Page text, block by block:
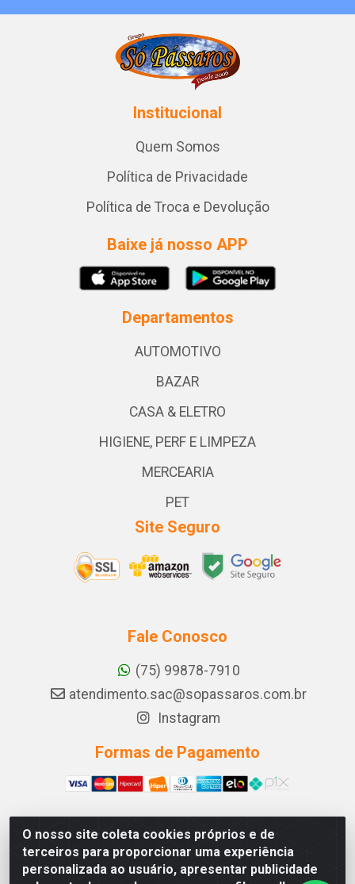
O nosso site coleta cookies próprios e de
terceiros para proporcionar uma experiência
personalizada ao usuário, apresentar publicidade
Institucional
Quem Somos
Política de Privacidade
Política de Troca e Devolução
Baixe já nosso APP
Departamentos
AUTOMOTIVO
BAZAR
CASA & ELETRO
HIGIENE, PERF E LIMPEZA
MERCEARIA
PET
Site Seguro
Fale Conosco
(75) 99878-7910
atendimento.sac@sopassaros.com.br
Instagram
Formas de Pagamento
A PINA DOS SANTOS DELEZZOTTE LTDA - RODOVIA BA
233, 27 - ZONA RURAL, ITABERABA/BA - CEP 46.880-
000 - CNPJ 30.578.948/0001-90